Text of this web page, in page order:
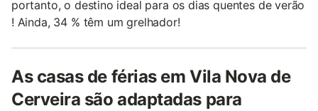
portanto, o destino ideal para os dias quentes de verão
! Ainda, 34 % têm um grelhador!
As casas de férias em Vila Nova de
Cerveira são adaptadas para